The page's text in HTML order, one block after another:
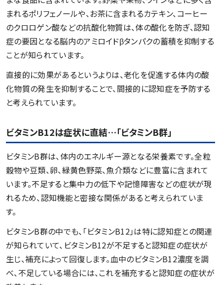
まれるポリフェノールや、お茶に含まれるカテキン、コーヒー
のクロロゲン酸などの抗酸化物質は、体の酸化を防ぎ、認知
症の要因となる脳内のアミロイドβタンパクの蓄積を抑制する
ことが知られています。
直接的に効果があるというよりは、老化を促進する体内の酸
化物質の発生を抑制することで、間接的に認知症を予防する
と考えられています。
ビタミンB12は症状に直結…「ビタミンB群」
ビタミンB群は、体内のエネルギー源となる栄養素です。全粒
穀物や豆類、卵、緑黄色野菜、魚介類などに豊富に含まれて
います。不足すると集中力の低下や記憶障害などの症状が現
れるため、認知機能と密接な関係があると考えられていま
す。
ビタミンB群の中でも、「ビタミンB12」は特に認知症との関連
が知られていて、ビタミンB12が不足すると認知症の症状が
生じ、補充によって回復します。血中のビタミンB12濃度を調
べ、不足している場合には、これを補充すると認知症の症状が